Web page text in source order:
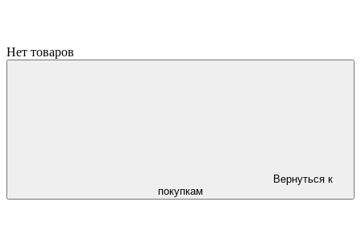
Нет товаров
Вернуться к
покупкам